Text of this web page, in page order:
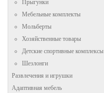
Прыгунки
Мебельные комплекты
Мольберты
Хозяйственные товары
Детские спортивные комплексы
Шезлонги
Развлечения и игрушки
Адаптивная мебель